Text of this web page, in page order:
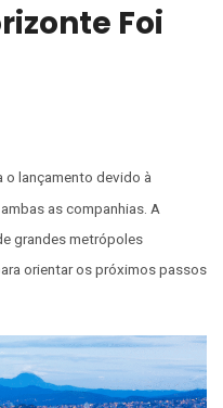
Foi
o lançamento devido à
as companhias. A
grandes metrópoles
orientar os próximos passos